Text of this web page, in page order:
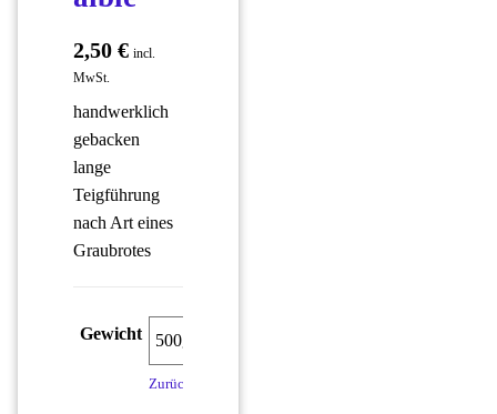
2,50€ incl.
MwSt.
handwerklich
gebacken
lange
Teigführung
nach Art eines
Graubrotes
Gewicht
Zurücksetzen